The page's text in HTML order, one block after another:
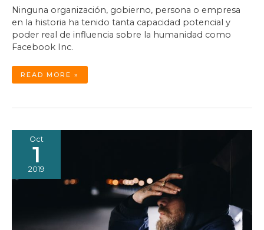
Ninguna organización, gobierno, persona o empresa
en la historia ha tenido tanta capacidad potencial y
poder real de influencia sobre la humanidad como
Facebook Inc.
FACEBOOK
LA
READ MORE »
Oct
1
2019